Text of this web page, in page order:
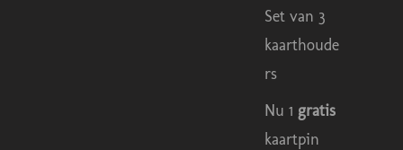
Set van 3
kaarthoude
rs
Nu 1 gratis
kaartpin